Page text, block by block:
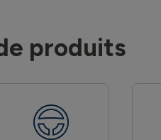
produits